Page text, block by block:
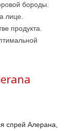
бороды.
лице.
продукта.
спрей Алерана,